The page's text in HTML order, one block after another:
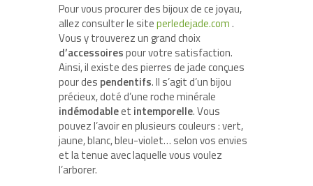
Pour vous procurer des bijoux de ce joyau,
allez consulter le siteperledejade.com.
Vous y trouverez un grand choix
d’accessoirespour votre satisfaction.
Ainsi, il existe des pierres de jade conçues
pour des pendentifs. Il s’agit d’un bijou
précieux, doté d’une roche minérale
indémodableet intemporelle. Vous
pouvez l’avoir en plusieurs couleurs : vert,
jaune, blanc, bleu-violet… selon vos envies
et la tenue avec laquelle vous voulez
l’arborer.